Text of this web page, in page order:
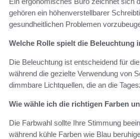
gehören ein höhenverstellbarer
gesundheitlichen Problemen
Welche Rolle spielt die Beleuchtung
Die Beleuchtung ist entscheidend für
während die gezielte Verwendung von
dimmbare Lichtquellen, die an die
Wie wähle ich die richtigen Farben
Die Farbwahl sollte Ihre Stimmung
während kühle Farben wie Blau